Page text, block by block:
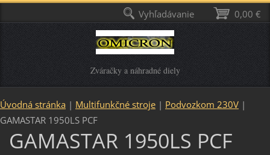
Zváračky a náhradné diely
Úvodná stránka | Multifunkčné stroje | Podvozkom 230V |
GAMASTAR 1950LS PCF
GAMASTAR 1950LS PCF
0,00 €
Vyhľadávanie